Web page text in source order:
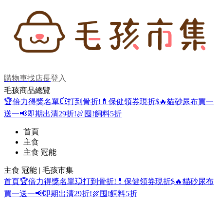
購物車找店長登入
毛孩商品總覽
🏆倍力得獎名單💥打到骨折! 💊保健領券現折$🔥貓砂尿布買一
送一📢即期出清29折!🍖囤!飼料5折
首頁
主食
主食 冠能
主食 冠能 | 毛孩市集
首頁🏆倍力得獎名單💥打到骨折! 💊保健領券現折$🔥貓砂尿布
買一送一📢即期出清29折!🍖囤!飼料5折